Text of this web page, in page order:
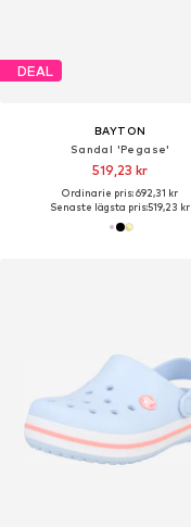
DEAL
BAYTON
Sandal 'Pegase'
519,23 kr
Ordinarie pris: 692,31 kr
Senaste lägsta pris:519,23 kr